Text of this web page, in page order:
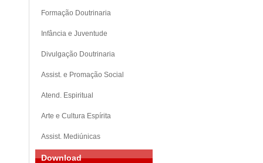
Formação Doutrinaria
Infância e Juventude
Divulgação Doutrinaria
Assist. e Promação Social
Atend. Espiritual
Arte e Cultura Espírita
Assist. Mediúnicas
Download